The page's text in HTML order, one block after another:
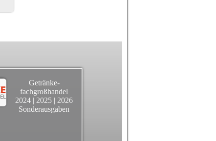
Getränke-
fachgroßhandel
2024 | 2025 | 2026
Sonderausgaben